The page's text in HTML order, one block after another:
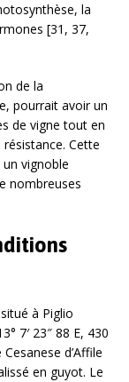
la
[31, 37,
de la
pourrait avoir un
de vigne tout en
Cette
vignoble
nombreuses
à Piglio
7′ 23″ 88 E, 430
d’Affile
en guyot. Le